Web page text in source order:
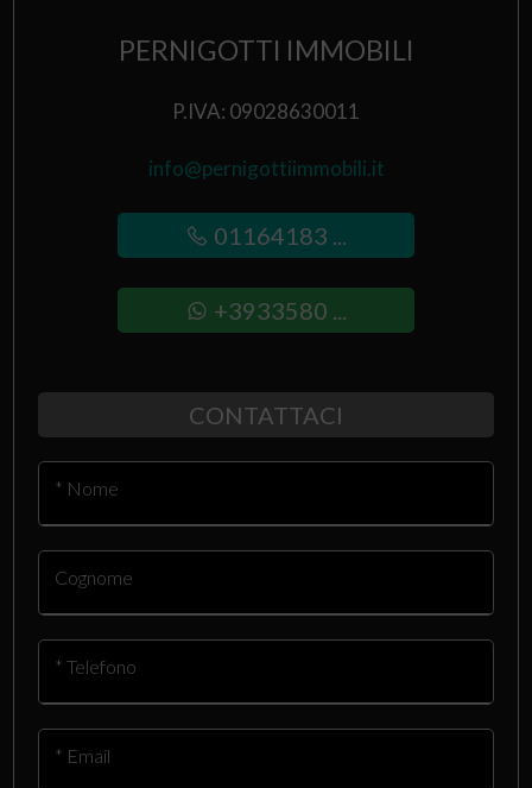
PERNIGOTTI IMMOBILI
P.IVA: 09028630011
info@pernigottiimmobili.it
01164183 ...
+3933580 ...
CONTATTACI
* Nome
Cognome
* Telefono
* Email